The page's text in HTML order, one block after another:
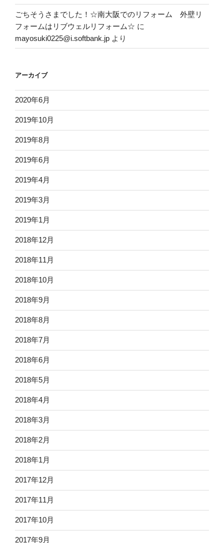
ごちそうさまでした！☆南大阪でのリフォーム 外壁リ
フォームはリブウェルリフォーム☆ に
mayosuki0225@i.softbank.jp より
アーカイブ
2020年6月
2019年10月
2019年8月
2019年6月
2019年4月
2019年3月
2019年1月
2018年12月
2018年11月
2018年10月
2018年9月
2018年8月
2018年7月
2018年6月
2018年5月
2018年4月
2018年3月
2018年2月
2018年1月
2017年12月
2017年11月
2017年10月
2017年9月